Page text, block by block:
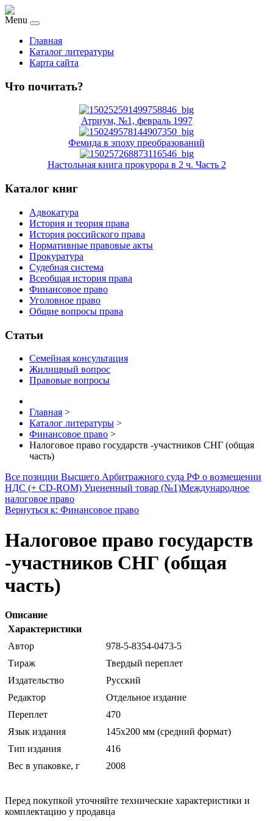
Menu
Главная
Каталог литературы
Карта сайта
Что почитать?
Атриум, №1, февраль 1997
Фемида в эпоху преобразований
Настольная книга прокурора в 2 ч. Часть 2
Каталог книг
Адвокатура
История и теория права
История российского права
Нормативные правовые акты
Прокуратура
Судебная система
Всеобщая история права
Финансовое право
Уголовное право
Общие вопросы права
Статьи
Семейная консультация
Жилищный вопрос
Правовые вопросы
Главная >
Каталог литературы >
Финансовое право >
Налоговое право государств -участников СНГ (общая
часть)
Все позиции Высшего Арбитражного суда РФ о возмещении
НДС (+ CD-ROM) Уцененный товар (№1)Международное
налоговое право
Вернуться к: Финансовое право
Налоговое право государств
-участников СНГ (общая
часть)
Описание
Характеристики
Автор
978-5-8354-0473-5
Тираж
Твердый переплет
Издательство
Русский
Редактор
Отдельное издание
Переплет
470
Язык издания
145х200 мм (средний формат)
Тип издания
416
Вес в упаковке, г
2008
Перед покупкой уточняйте технические характеристики и
комплектацию у продавца